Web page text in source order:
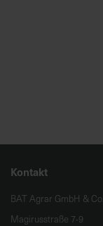
Kontakt
BAT Agrar GmbH &
Magirusstraße 7-9